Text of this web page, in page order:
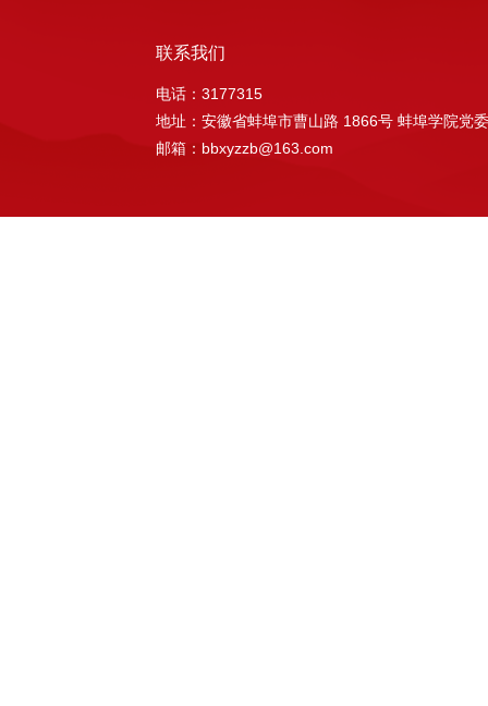
联系我们
电话：3177315
地址：安徽省蚌埠市曹山路 1866号 蚌埠学院党
邮箱：bbxyzzb@163.com